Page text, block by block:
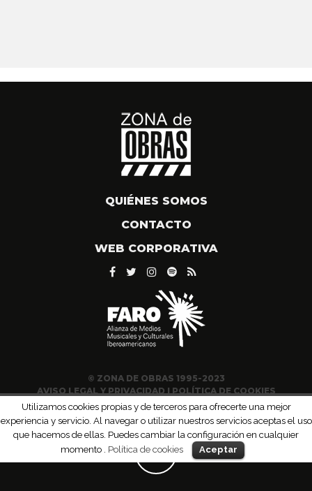
QUIÉNES SOMOS
CONTACTO
WEB CORPORATIVA
© ZONA DE OBRAS 1995-2023
AVISO LEGAL Y PRIVACIDAD|POLÍTICA DE COOKIES
Utilizamos cookies propias y de terceros para ofrecerte una mejor
experiencia y servicio. Al navegar o utilizar nuestros servicios aceptas el uso
que hacemos de ellas. Puedes cambiar la configuración en cualquier
momento . Política de cookies Aceptar